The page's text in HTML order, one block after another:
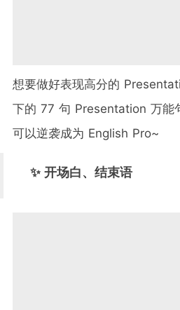
想要做好表现高分的
下的 77 句 Presentation 万能
可以逆袭成为 English Pro~
✨ 开场白、结束语